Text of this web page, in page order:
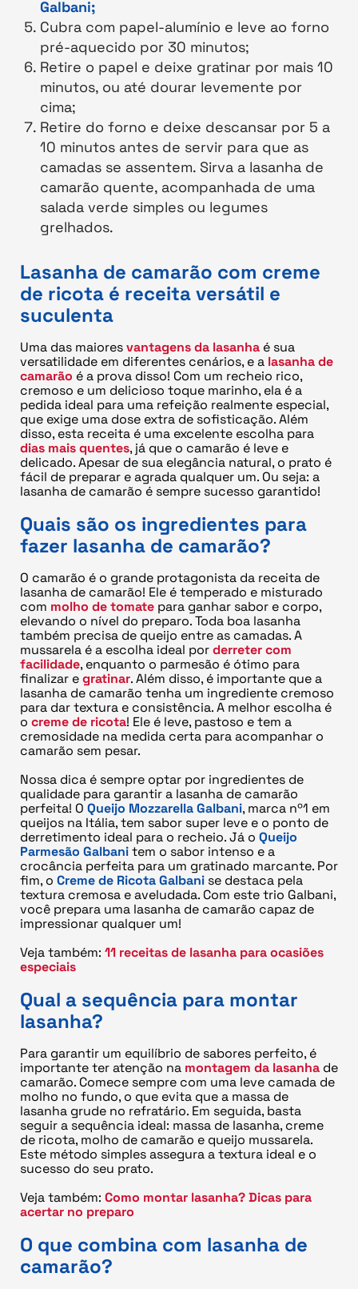
Galbani;
Cubra com papel-alumínio e leve ao forno
pré-aquecido por 30 minutos;
Retire o papel e deixe gratinar por mais 10
minutos, ou até dourar levemente por
cima;
Retire do forno e deixe descansar por 5 a
10 minutos antes de servir para que as
camadas se assentem. Sirva a lasanha de
camarão quente, acompanhada de uma
salada verde simples ou legumes
grelhados.
Lasanha de camarão com creme
de ricota é receita versátil e
suculenta
Uma das maioresvantagens da lasanha é sua
versatilidade em diferentes cenários, e a lasanha de
camarão é a prova disso! Com um recheio rico,
cremoso e um delicioso toque marinho, ela é a
pedida ideal para uma refeição realmente especial,
que exige uma dose extra de sofisticação. Além
disso, esta receita é uma excelente escolha para
dias mais quentes, já que o camarão é leve e
delicado. Apesar de sua elegância natural, o prato é
fácil de preparar e agrada qualquer um. Ou seja: a
lasanha de camarão é sempre sucesso garantido!
Quais são os ingredientes para
fazer lasanha de camarão?
O camarão é o grande protagonista da receita de
lasanha de camarão! Ele é temperado e misturado
com molho de tomate para ganhar sabor e corpo,
elevando o nível do preparo. Toda boa lasanha
também precisa de queijo entre as camadas. A
mussarela é a escolha ideal porderreter com
facilidade, enquanto o parmesão é ótimo para
finalizar egratinar. Além disso, é importante que a
lasanha de camarão tenha um ingrediente cremoso
para dar textura e consistência. A melhor escolha é
o creme de ricota! Ele é leve, pastoso e tem a
cremosidade na medida certa para acompanhar o
camarão sem pesar.
Nossa dica é sempre optar por ingredientes de
qualidade para garantir a lasanha de camarão
perfeita! O Queijo Mozzarella Galbani, marca nº1 em
queijos na Itália, tem sabor super leve e o ponto de
derretimento ideal para o recheio. Já o Queijo
Parmesão Galbanitem o sabor intenso e a
crocância perfeita para um gratinado marcante. Por
fim, o Creme de Ricota Galbani se destaca pela
textura cremosa e aveludada. Com este trio Galbani,
você prepara uma lasanha de camarão capaz de
impressionar qualquer um!
Veja também: 11 receitas de lasanha para ocasiões
especiais
Qual a sequência para montar
lasanha?
Para garantir um equilíbrio de sabores perfeito, é
importante ter atenção na montagem da lasanha de
camarão. Comece sempre com uma leve camada de
molho no fundo, o que evita que a massa de
lasanha grude no refratário. Em seguida, basta
seguir a sequência ideal: massa de lasanha, creme
de ricota, molho de camarão e queijo mussarela.
Este método simples assegura a textura ideal e o
sucesso do seu prato.
Veja também: Como montar lasanha? Dicas para
acertar no preparo
O que combina com lasanha de
camarão?